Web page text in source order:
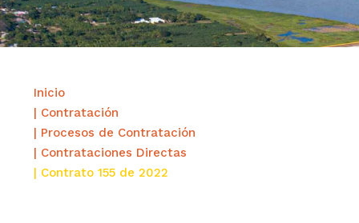
Inicio
| Contratación
| Procesos de Contratación
| Contrataciones Directas
| Contrato 155 de 2022